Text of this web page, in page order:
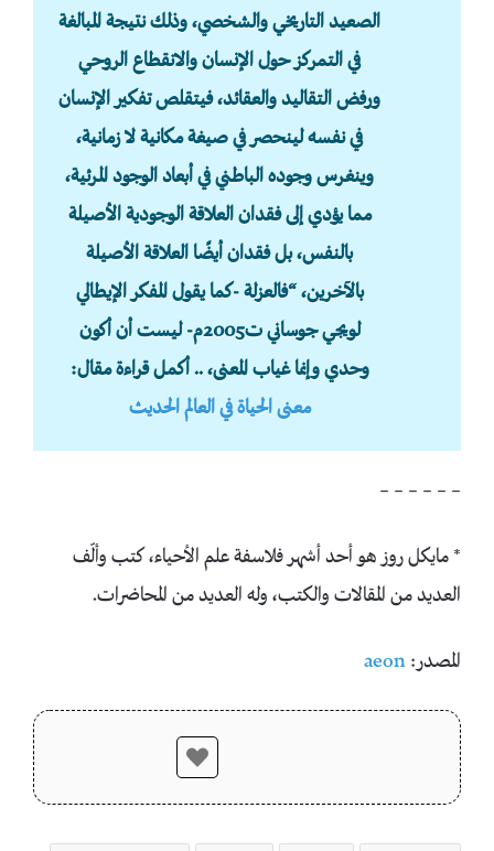
الصعيد التاريخي والشخصي، وذلك نتيجة المبالغة
في التمركز حول الإنسان والانقطاع الروحي
ورفض التقاليد والعقائد، فيتقلص تفكير الإنسان
في نفسه لينحصر في صيغة مكانية لا زمانية،
وينغرس وجوده الباطني في أبعاد الوجود المرئية،
مما يؤدي إلى فقدان العلاقة الوجودية الأصيلة
بالنفس، بل فقدان أيضًا العلاقة الأصيلة
بالآخرين، “فالعزلة -كما يقول المفكر الإيطالي
لويجي جوساني ت2005م- ليست أن أكون
وحدي وإنما غياب المعنى، .. أكمل قراءة مقال:
معنى الحياة في العالم الحديث
– – – – – –
* مايكل روز هو أحد أشهر فلاسفة علم الأحياء، كتب وألّف
العديد من المقالات والكتب، وله العديد من المحاضرات.
المصدر: aeon